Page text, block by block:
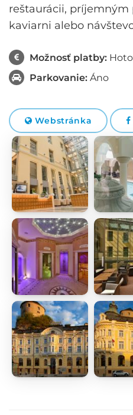
reštaurácii,
kaviarni alebo
Možnosť platby:
Parkovanie: Áno
Webstránka